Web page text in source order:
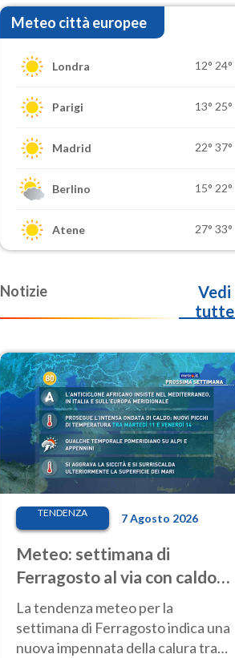
Meteo città europee
Londra 12° 24°
Parigi 13° 25°
Madrid 22° 37°
Berlino 15° 22°
Atene 27° 33°
Notizie
Vedi
tutte
TENDENZA 7 Agosto 2026
Meteo: settimana di
Ferragosto al via con caldo
intenso e qualche temporale
La tendenza meteo per la
settimana di Ferragosto indica una
nuova impennata della calura tra